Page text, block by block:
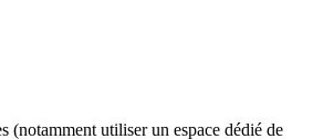
(notamment utiliser un espace dédié de